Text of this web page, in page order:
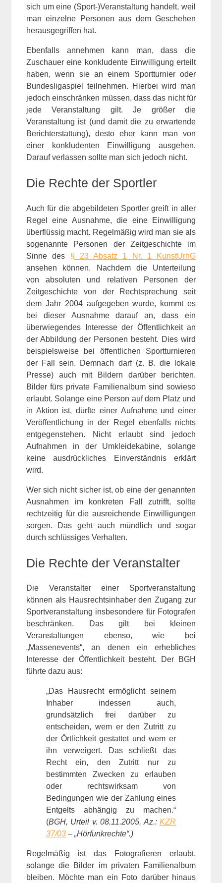
sich um eine (Sport-)Veranstaltung handelt, weil
man einzelne Personen aus dem Geschehen
herausgegriffen hat.
Ebenfalls annehmen kann man, dass die
Zuschauer eine konkludente Einwilligung erteilt
haben, wenn sie an einem Sportturnier oder
Bundesligaspiel teilnehmen. Hierbei wird man
jedoch einschränken müssen, dass das nicht für
jede Veranstaltung gilt. Je größer die
Veranstaltung ist (und damit die zu erwartende
Berichterstattung), desto eher kann man von
einer konkludenten Einwilligung ausgehen.
Darauf verlassen sollte man sich jedoch nicht.
Die Rechte der Sportler
Auch für die abgebildeten Sportler greift in aller
Regel eine Ausnahme, die eine Einwilligung
überflüssig macht. Regelmäßig wird man sie als
sogenannte Personen der Zeitgeschichte im
Sinne des § 23 Absatz 1 Nr. 1 KunstUrhG
ansehen können. Nachdem die Unterteilung
von absoluten und relativen Personen der
Zeitgeschichte von der Rechtsprechung seit
dem Jahr 2004 aufgegeben wurde, kommt es
bei dieser Ausnahme darauf an, dass ein
überwiegendes Interesse der Öffentlichkeit an
der Abbildung der Personen besteht. Dies wird
beispielsweise bei öffentlichen Sportturnieren
der Fall sein. Demnach darf (z. B. die lokale
Presse) auch mit Bildern darüber berichten.
Bilder fürs private Familienalbum sind sowieso
erlaubt. Solange eine Person auf dem Platz und
in Aktion ist, dürfte einer Aufnahme und einer
Veröffentlichung in der Regel ebenfalls nichts
entgegenstehen. Nicht erlaubt sind jedoch
Aufnahmen in der Umkleidekabine, solange
keine ausdrückliches Einverständnis erklärt
wird.
Wer sich nicht sicher ist, ob eine der genannten
Ausnahmen im konkreten Fall zutrifft, sollte
rechtzeitig für die ausreichende Einwilligungen
sorgen. Das geht auch mündlich und sogar
durch schlüssiges Verhalten.
Die Rechte der Veranstalter
Die Veranstalter einer Sportveranstaltung
können als Hausrechtsinhaber den Zugang zur
Sportveranstaltung insbesondere für Fotografen
beschränken. Das gilt bei kleinen
Veranstaltungen ebenso, wie bei
„Massenevents“, an denen ein erhebliches
Interesse der Öffentlichkeit besteht. Der BGH
führte dazu aus:
„Das Hausrecht ermöglicht seinem
Inhaber indessen auch,
grundsätzlich frei darüber zu
entscheiden, wem er den Zutritt zu
der Örtlichkeit gestattet und wem er
ihn verweigert. Das schließt das
Recht ein, den Zutritt nur zu
bestimmten Zwecken zu erlauben
oder rechtswirksam von
Bedingungen wie der Zahlung eines
Entgelts abhängig zu machen.“
(BGH, Urteil v. 08.11.2005, Az.: KZR
37/03 – „Hörfunkrechte“.)
Regelmäßig ist das Fotografieren erlaubt,
solange die Bilder im privaten Familienalbum
bleiben. Möchte man ein Foto darüber hinaus